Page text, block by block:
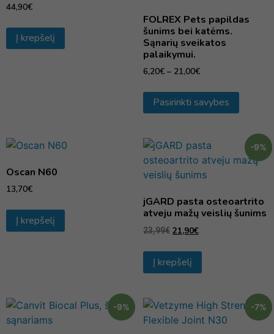
44,90€
Į krepšelį
FOLREX Pets papildas
šunims bei katėms.
Sąnarių sveikatos
palaikymui.
6,20€ – 21,00€
Pasirinkti savybes
Oscan N60
13,70€
Į krepšelį
-9%
jGARD pasta osteoartrito
atveju mažų veislių šunims
23,99€ 21,90€
Į krepšelį
-9% -7%